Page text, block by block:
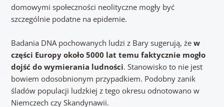
domowymi społeczności neolityczne mogły być
szczególnie podatne na epidemie.
Badania DNA pochowanych ludzi z Bary sugerują, że w
części Europy około 5000 lat temu faktycznie mogło
dojść do wymierania ludności. Stanowisko to nie jest
bowiem odosobnionym przypadkiem. Podobny zanik
śladów populacji ludzkiej z tego okresu odnotowano w
Niemczech czy Skandynawii.